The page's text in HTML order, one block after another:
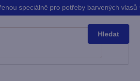
speciálně pro potřeby barvených vlasů
Hledat